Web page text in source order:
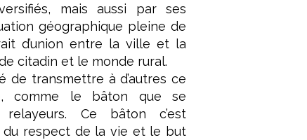
mais aussi par ses
géographique pleine de
d’union entre la ville et la
citadin et le monde rural.
de transmettre à d’autres ce
comme le bâton que se
Ce bâton c’est
du respect de la vie et le but